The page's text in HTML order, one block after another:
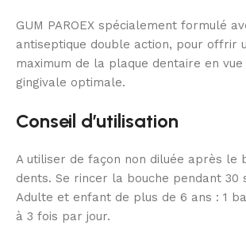
GUM PAROEX spécialement formulé
antiseptique double action, pour offrir
maximum de la plaque dentaire en vue
gingivale optimale.
Conseil d’utilisation
A utiliser de façon non diluée après le
dents. Se rincer la bouche pendant 30
Adulte et enfant de plus de 6 ans : 1
à 3 fois par jour.